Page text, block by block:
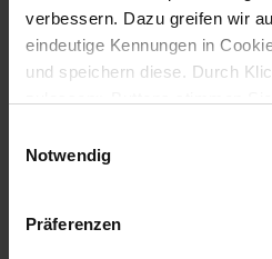
verbessern. Dazu greifen wir
eindeutige Kennungen in
und speichern diese. Durch
zu. Sie können Ihre
Sie auf «Cookie-Einstellungen
klicken. Ihre Einstellungen
gemeldet und haben keinen
Notwendig
Präferenzen
Telefonnummer*